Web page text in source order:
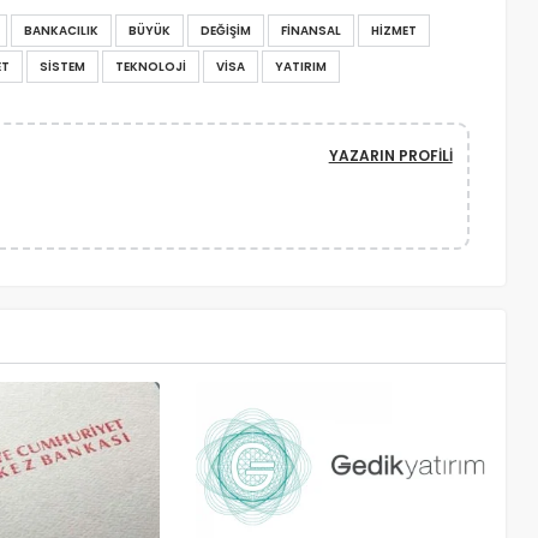
BANKACILIK BÜYÜK DEĞIŞIM FINANSAL
HIZMET
SISTEM TEKNOLOJI VISA YATIRIM
YAZARIN PROFILI